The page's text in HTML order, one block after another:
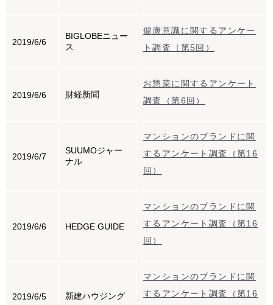
2019/6/6
BIGLOBEニュー
ス
健康意識に関するアンケー
ト調査（第5回）
2019/6/6 財経新聞
お惣菜に関するアンケート
調査（第6回）
2019/6/7
SUUMOジャー
ナル
マンションのブランドに関
するアンケート調査（第16
回）
2019/6/6 HEDGE GUIDE
マンションのブランドに関
するアンケート調査（第16
回）
2019/6/5 新建ハウジング
マンションのブランドに関
するアンケート調査（第16